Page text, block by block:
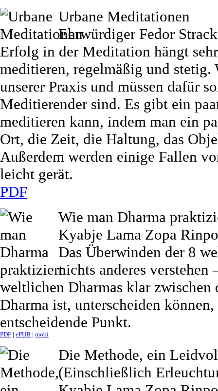
Urbane Meditationen
Ehrwürdiger Fedor
Erfolg in der Meditation hängt
meditieren, regelmäßig und
unserer Praxis und müssen dafür
Meditierender sind. Es gibt ein
meditieren kann, indem man ein
Ort, die Zeit, die Haltung, das
Außerdem werden einige Fallen
leicht gerät.
PDF
Wie man Dharma
Kyabje Lama Zopa
Das Überwinden der 8
nichts anderes
weltlichen Dharmas klar zwischen
Dharma ist, unterscheiden
entscheidende Punkt.
PDF ePUB mobi
Die Methode, ein
(Einschließlich